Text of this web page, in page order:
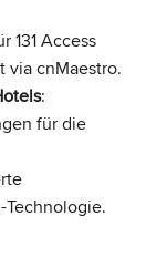
131 Access
via cnMaestro.
:
für die